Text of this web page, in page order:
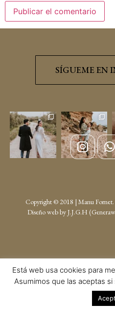
SÍGUEME EN
Copyright © 2018 | Manu Fornet.
Diseño web byJ.J.G.H
Está web usa cookies para
Asumimos que las aceptas